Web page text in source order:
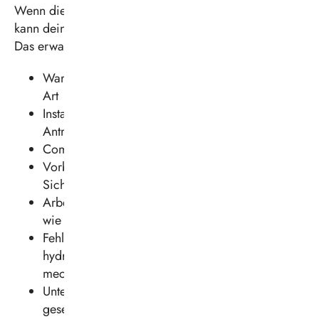
Wenn die Jobbeschreibung schon so vielfältig ist,
kann dein Aufgabenfeld nur umso spannender sein.
Das erwartet dich Tag für Tag:
Wartung und Reparatur von Kraftfahrzeugen aller
Art
Instandsetzung und Diagnose von vernetzten
Antriebs-, Komfort- und Sicherheitssystemen
Computergestützte Fehlerdiagnose
Vorbereitung von Fahrzeugen für
Sicherheitsprüfungen
Arbeiten an alternativen Antriebstechnologien
wie Elektro-, Wasserstoff- oder Hybridantrieb
Fehlersuche und Instandsetzung an
hydraulischen, pneumatischen und
mechanischen Komponenten
Untersuchung von Kraftfahrzeugen nach
gesetzlichen Vorgaben (zum Beispiel TÜV)